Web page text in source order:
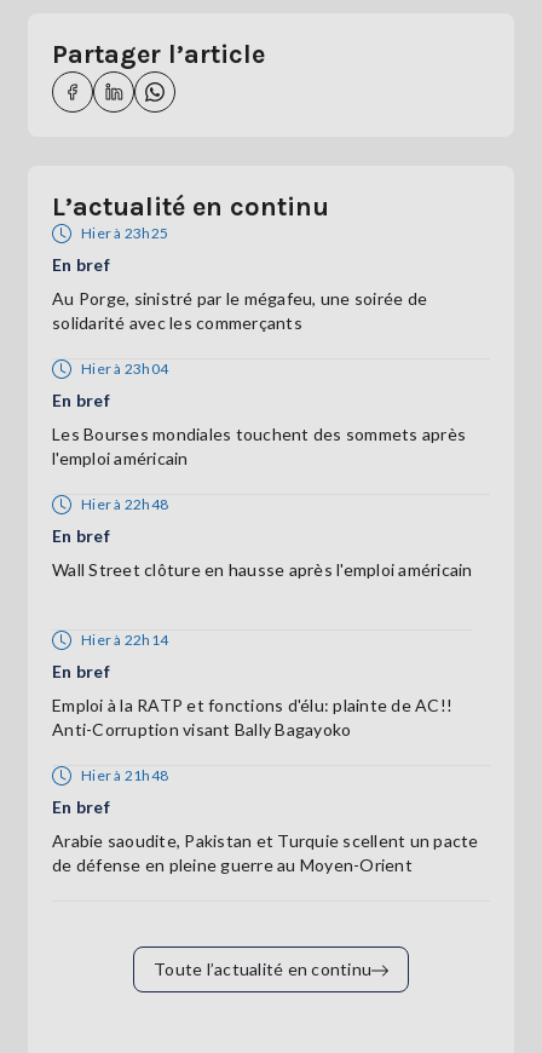
Partager l’article
L’actualité en continu
Hier à 23h25
En bref
Au Porge, sinistré par le mégafeu, une soirée de
solidarité avec les commerçants
Hier à 23h04
En bref
Les Bourses mondiales touchent des sommets après
l'emploi américain
Hier à 22h48
En bref
Wall Street clôture en hausse après l'emploi américain
Hier à 22h14
En bref
Emploi à la RATP et fonctions d'élu: plainte de AC!!
Anti-Corruption visant Bally Bagayoko
Hier à 21h48
En bref
Arabie saoudite, Pakistan et Turquie scellent un pacte
de défense en pleine guerre au Moyen-Orient
Toute l’actualité en continu